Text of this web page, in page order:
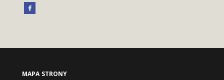
MAPA STRONY